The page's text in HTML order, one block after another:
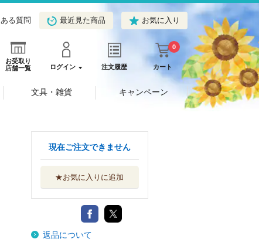
る質問 最近見た商品 お気に入り
お受取り
店舗一覧
ログイン 注文履歴 カート
0
文具・雑貨 キャンペーン
現在ご注文できません
★お気に入りに追加
返品について